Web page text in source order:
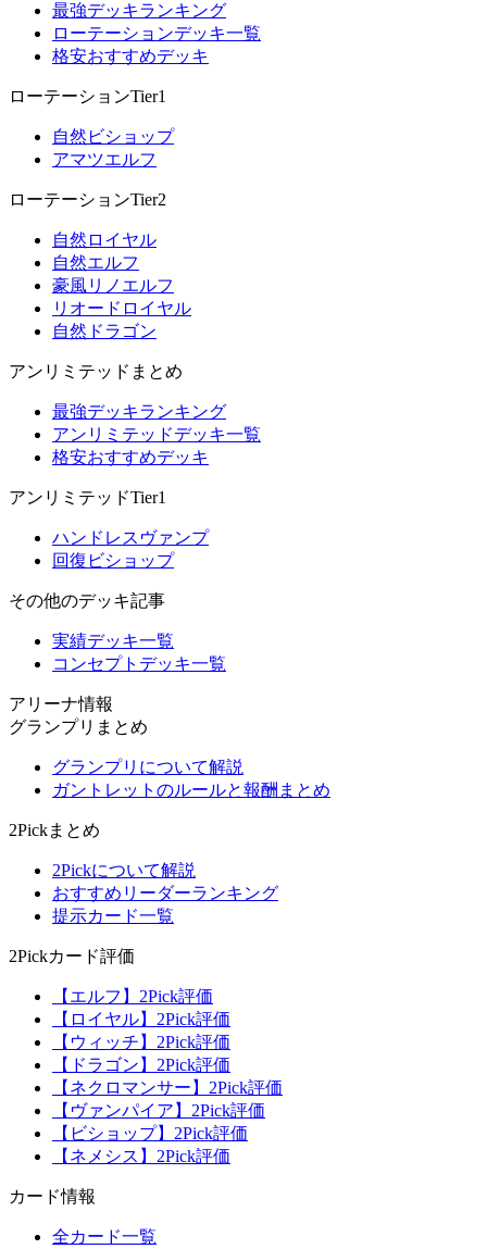
最強デッキランキング
ローテーションデッキ一覧
格安おすすめデッキ
ローテーションTier1
自然ビショップ
アマツエルフ
ローテーションTier2
自然ロイヤル
自然エルフ
豪風リノエルフ
リオードロイヤル
自然ドラゴン
アンリミテッドまとめ
最強デッキランキング
アンリミテッドデッキ一覧
格安おすすめデッキ
アンリミテッドTier1
ハンドレスヴァンプ
回復ビショップ
その他のデッキ記事
実績デッキ一覧
コンセプトデッキ一覧
アリーナ情報
グランプリまとめ
グランプリについて解説
ガントレットのルールと報酬まとめ
2Pickまとめ
2Pickについて解説
おすすめリーダーランキング
提示カード一覧
2Pickカード評価
【エルフ】2Pick評価
【ロイヤル】2Pick評価
【ウィッチ】2Pick評価
【ドラゴン】2Pick評価
【ネクロマンサー】2Pick評価
【ヴァンパイア】2Pick評価
【ビショップ】2Pick評価
【ネメシス】2Pick評価
カード情報
全カード一覧